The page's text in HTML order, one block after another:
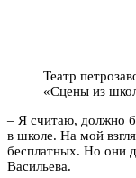
Театр
«Сцены из
– Я считаю, должно
в школе. На мой
бесплатных. Но они
Васильева.